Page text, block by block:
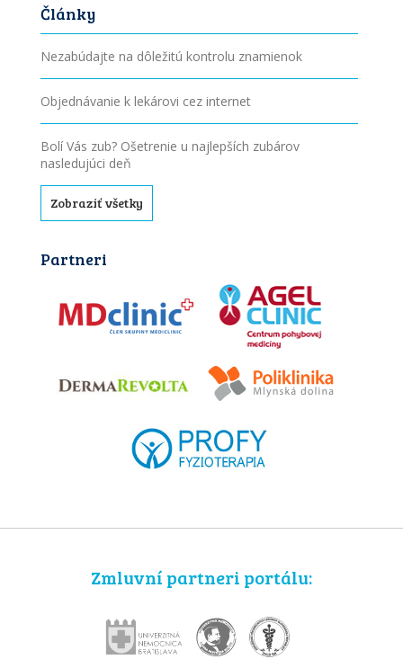
Články
Nezabúdajte na dôležitú kontrolu znamienok
Objednávanie k lekárovi cez internet
Bolí Vás zub? Ošetrenie u najlepších zubárov
nasledujúci deň
Zobraziť všetky
Partneri
Zmluvní partneri portálu: